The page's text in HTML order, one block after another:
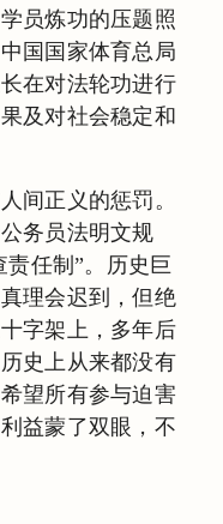
员炼功的压题照
国国家体育总局
在对法轮功进行
及对社会稳定和
间正义的惩罚。
务员法明文规
责任制”。历史巨
理会迟到，但绝
字架上，多年后
史上从来都没有
望所有参与迫害
益蒙了双眼，不